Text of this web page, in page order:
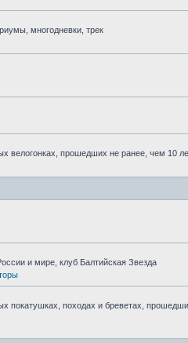
многодневки, трек
велогонках, прошедших не ранее, чем 10
и мире, клуб Балтийская Звезда
покатушках, походах и бреветах,